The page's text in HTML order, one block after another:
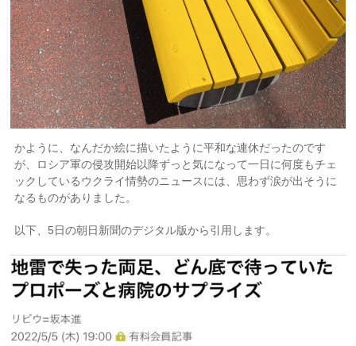
かように、なんだか絵に描いたように平和な連休だったのです
が、ロシア軍の侵攻開始以降ずっと気になって一日に何度もチェ
ックしているウクライ情勢のニュースには、思わず涙が出そうに
なるものがありました。
以下、5日の朝日新聞のデジタル版から引用します。